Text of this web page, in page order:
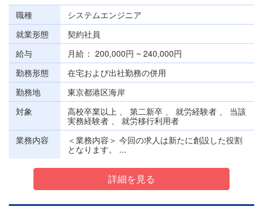
職種
システムエンジニア
就業形態
契約社員
給与
月給
200,000円 ~ 240,000円
勤務形態
在宅および出社勤務の併用
勤務地
東京都港区海岸
対象
高校卒業以上 、 第二新卒 、 就労経験者 、 当該
実務経験者 、 就労移行利用者
業務内容
＜業務内容＞ 今回の求人は新たに創設した役割
となります。 ...
詳細を見る